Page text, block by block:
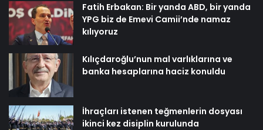
Fatih Erbakan: Bir yanda ABD, bir yanda
YPG biz de Emevi Camii’nde namaz
kılıyoruz
Kılıçdaroğlu’nun mal varlıklarına ve
banka hesaplarına haciz konuldu
İhraçları istenen teğmenlerin dosyası
ikinci kez disiplin kurulunda